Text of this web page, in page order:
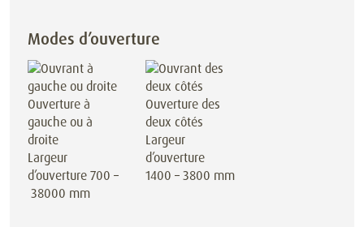
Modes d’ouverture
Ouverture à
gauche ou à
droite
Largeur
d’ouverture 700 –
38000 mm
Ouverture des
deux côtés
Largeur
d’ouverture
1400 – 3800 mm